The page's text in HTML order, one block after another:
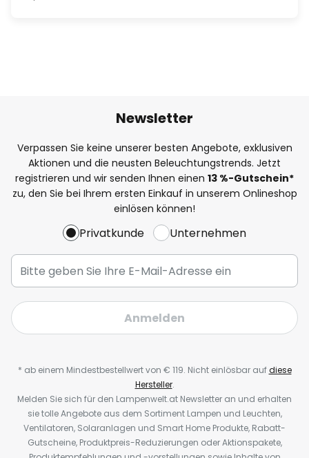
Newsletter
Verpassen Sie keine unserer besten Angebote, exklusiven
Aktionen und die neusten Beleuchtungstrends. Jetzt
registrieren und wir senden Ihnen einen 13 %-Gutschein*
zu, den Sie bei Ihrem ersten Einkauf in unserem Onlineshop
einlösen können!
Privatkunde Unternehmen
Anmelden
* ab einem Mindestbestellwert von € 119. Nicht einlösbar aufdiese
Hersteller.
Melden Sie sich für den Lampenwelt.at Newsletter an und erhalten
sie tolle Angebote aus dem Sortiment Lampen und Leuchten,
Ventilatoren, Solaranlagen und Smart Home Produkte, Rabatt-
Gutscheine, Produktpreis-Reduzierungen oder Aktionspakete,